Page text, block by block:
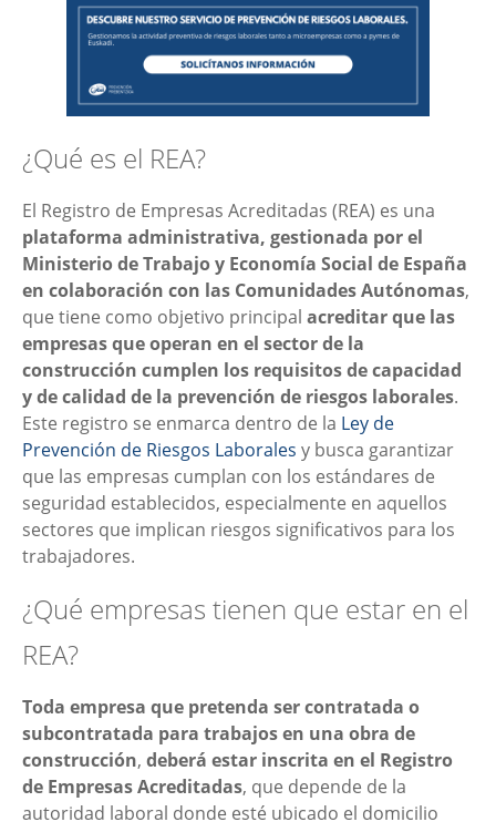
¿Qué es el REA?
El Registro de Empresas Acreditadas (REA) es una
plataforma administrativa, gestionada por el
Ministerio de Trabajo y Economía Social de España
en colaboración con las Comunidades Autónomas,
que tiene como objetivo principal acreditar que las
empresas que operan en el sector de la
construcción cumplen los requisitos de capacidad
y de calidad de la prevención de riesgos laborales.
Este registro se enmarca dentro de la Ley de
Prevención de Riesgos Laborales y busca garantizar
que las empresas cumplan con los estándares de
seguridad establecidos, especialmente en aquellos
sectores que implican riesgos significativos para los
trabajadores.
¿Qué empresas tienen que estar en el
REA?
Toda empresa que pretenda ser contratada o
subcontratada para trabajos en una obra de
construcción, deberá estar inscrita en el Registro
de Empresas Acreditadas, que depende de la
autoridad laboral donde esté ubicado el domicilio